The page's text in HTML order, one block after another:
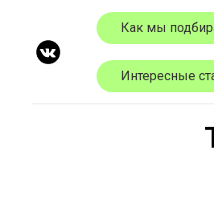
Как мы
Интересные